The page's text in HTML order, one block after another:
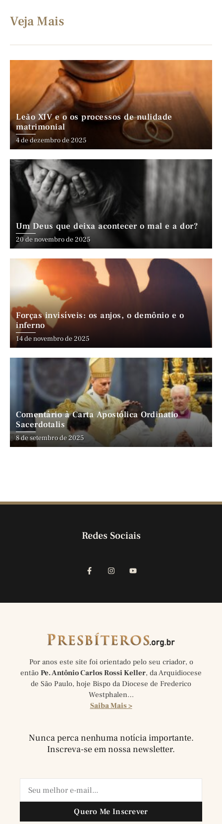
Veja Mais
Leão XIV e o os processos de nulidade
matrimonial
4 de dezembro de 2025
Um Deus que deixa acontecer o mal e a dor?
20 de novembro de 2025
Forças invisíveis: os anjos, o demônio e o
inferno
14 de novembro de 2025
Comentário à Carta Apostólica Ordinatio
Sacerdotalis
8 de setembro de 2025
Redes Sociais
Por anos este site foi orientado pelo seu criador, o
então Pe. Antônio Carlos Rossi Keller, da Arquidiocese
de São Paulo, hoje Bispo da Diocese de Frederico
Westphalen…
Saiba Mais >
Nunca perca nenhuma notícia importante.
Inscreva-se em nossa newsletter.
Quero Me Inscrever